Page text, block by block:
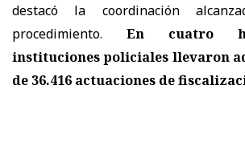
destacó la coordinación
procedimiento. En cuatro
instituciones policiales llevaron
de 36.416 actuaciones de